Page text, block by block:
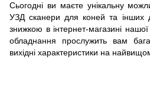
Сьогодні ви маєте унікальну
УЗД сканери для коней та інших
знижкою в інтернет-магазині
обладнання прослужить вам
вихідні характеристики на